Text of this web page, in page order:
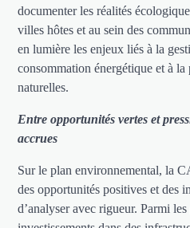
documenter les réalités
villes hôtes et au sein des
en lumière les enjeux liés à la
consommation énergétique et à la
naturelles.
Entre opportunités vertes et
accrues
Sur le plan environnemental, la
des opportunités positives et des
d’analyser avec rigueur. Parmi